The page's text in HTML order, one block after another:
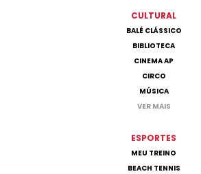
CULTURAL
BALÉ CLÁSSICO
BIBLIOTECA
CINEMA AP
CIRCO
MÚSICA
VER MAIS
ESPORTES
MEU TREINO
BEACH TENNIS